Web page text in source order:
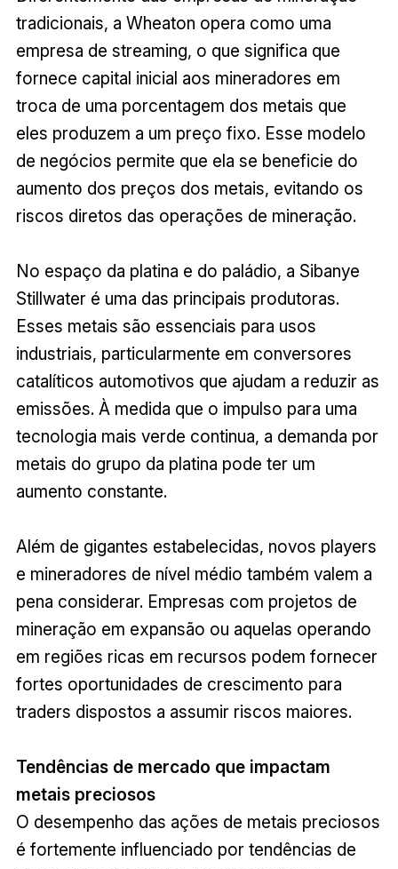
tradicionais, a Wheaton opera como uma
empresa de streaming, o que significa que
fornece capital inicial aos mineradores em
troca de uma porcentagem dos metais que
eles produzem a um preço fixo. Esse modelo
de negócios permite que ela se beneficie do
aumento dos preços dos metais, evitando os
riscos diretos das operações de mineração.
No espaço da platina e do paládio, a Sibanye
Stillwater é uma das principais produtoras.
Esses metais são essenciais para usos
industriais, particularmente em conversores
catalíticos automotivos que ajudam a reduzir as
emissões. À medida que o impulso para uma
tecnologia mais verde continua, a demanda por
metais do grupo da platina pode ter um
aumento constante.
Além de gigantes estabelecidas, novos players
e mineradores de nível médio também valem a
pena considerar. Empresas com projetos de
mineração em expansão ou aquelas operando
em regiões ricas em recursos podem fornecer
fortes oportunidades de crescimento para
traders dispostos a assumir riscos maiores.
Tendências de mercado que impactam
metais preciosos
O desempenho das ações de metais preciosos
é fortemente influenciado por tendências de